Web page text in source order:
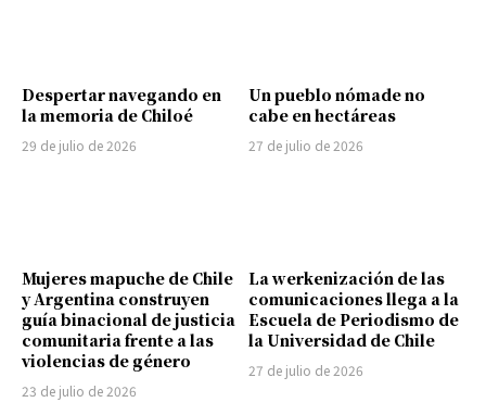
Despertar navegando en
la memoria de Chiloé
29 de julio de 2026
Un pueblo nómade no
cabe en hectáreas
27 de julio de 2026
Mujeres mapuche de Chile
y Argentina construyen
guía binacional de justicia
comunitaria frente a las
violencias de género
23 de julio de 2026
La werkenización de las
comunicaciones llega a la
Escuela de Periodismo de
la Universidad de Chile
27 de julio de 2026